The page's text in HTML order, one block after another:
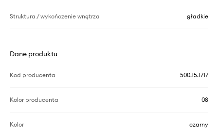
Struktura / wykończenie wnętrza gładkie
Dane produktu
Kod producenta 500.15.1717
Kolor producenta 08
Kolor czarny